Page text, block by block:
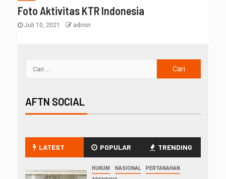
Foto Aktivitas KTR Indonesia
Juli 10, 2021 admin
AFTN SOCIAL
LATEST POPULAR TRENDING
HUKUM NASIONAL PERTANAHAN